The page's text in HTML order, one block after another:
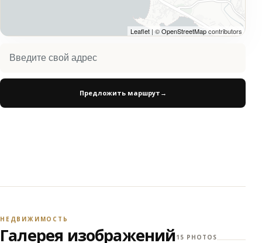
Leaflet | ©OpenStreetMapcontributors
Предложить маршрут →
НЕДВИЖИМОСТЬ
Галерея изображений 15 PHOTOS